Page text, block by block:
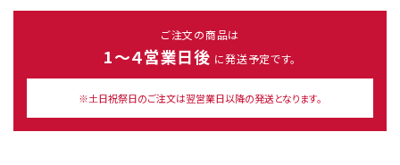
ご注文の商品は
1～４営業日後 に発送予定です。
※土日祝祭日のご注文は翌営業日以降の発送となります。